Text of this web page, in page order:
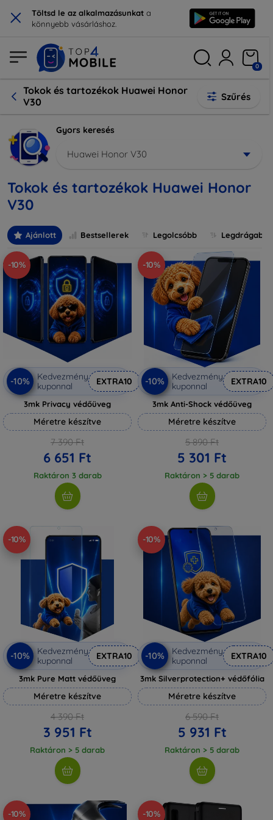
× Töltsd le az alkalmazásunkat a
könnyebb vásárláshoz.
0
Tokok és tartozékok Huawei Honor
V30
Szűrés
Gyors keresés
Huawei Honor V30
Tokok és tartozékok Huawei Honor
V30
Ajánlott Bestsellerek Legolcsóbb Legdrágabb
-10%
-10%
Kedvezmény
kuponnal
EXTRA10
3mk Privacy védőüveg
Méretre készítve
7 390 Ft
6 651 Ft
Raktáron 3 darab
-10%
-10%
Kedvezmény
kuponnal
EXTRA10
3mk Anti-Shock védőüveg
Méretre készítve
5 890 Ft
5 301 Ft
Raktáron > 5 darab
-10%
-10%
Kedvezmény
kuponnal
EXTRA10
3mk Pure Matt védőüveg
Méretre készítve
4 390 Ft
3 951 Ft
Raktáron > 5 darab
-10%
-10%
Kedvezmény
kuponnal
EXTRA10
3mk Silverprotection+ védőfólia
Méretre készítve
6 590 Ft
5 931 Ft
Raktáron > 5 darab
-10% -10%